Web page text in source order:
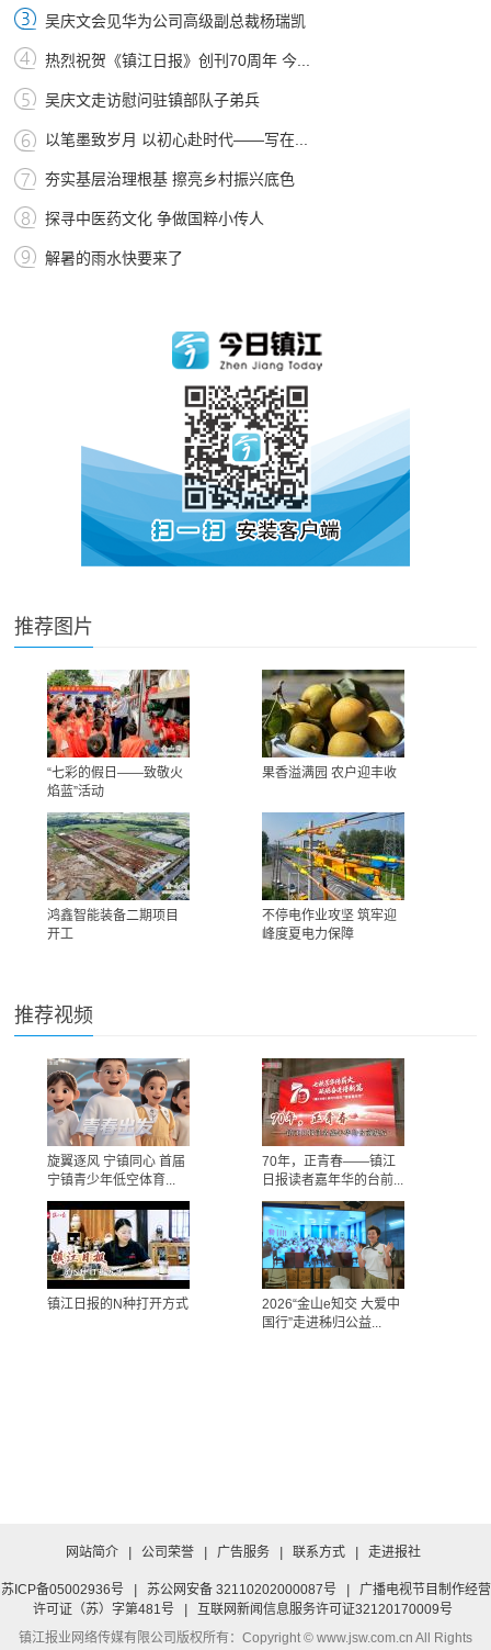
吴庆文会见华为公司高级副总裁杨瑞凯
热烈祝贺《镇江日报》创刊70周年 今...
吴庆文走访慰问驻镇部队子弟兵
以笔墨致岁月 以初心赴时代——写在...
夯实基层治理根基 擦亮乡村振兴底色
探寻中医药文化 争做国粹小传人
解暑的雨水快要来了
推荐图片
“七彩的假日——致敬火
焰蓝”活动
果香溢满园 农户迎丰收
鸿鑫智能装备二期项目
开工
不停电作业攻坚 筑牢迎
峰度夏电力保障
推荐视频
旋翼逐风 宁镇同心 首届
宁镇青少年低空体育...
70年，正青春——镇江
日报读者嘉年华的台前...
镇江日报的N种打开方式
2026“金山e知交 大爱中
国行”走进秭归公益...
网站简介 | 公司荣誉 | 广告服务 | 联系方式 | 走进报社
苏ICP备05002936号 | 苏公网安备 32110202000087号 |
广播电视节目制作经营
许可证（苏）字第481号
|
互联网新闻信息服务许可证32120170009号
镇江报业网络传媒有限公司版权所有：Copyright © www.jsw.com.cn All Rights